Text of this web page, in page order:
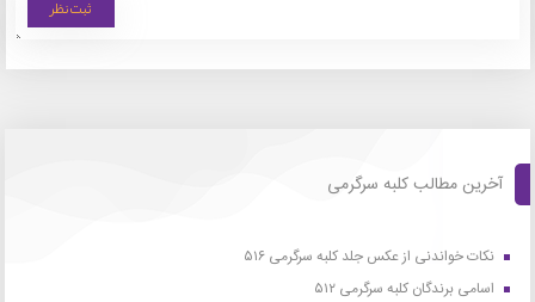
آخرین مطالب کلبه سرگرمی
نکات خواندنی از عکس جلد کلبه سرگرمی ۵۱۶
اسامی برندگان کلبه سرگرمی ۵۱۲